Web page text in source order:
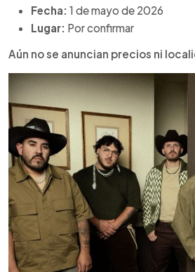
Fecha: 1 de mayo de 2026
Lugar: Por confirmar
Aún no se anuncian precios ni